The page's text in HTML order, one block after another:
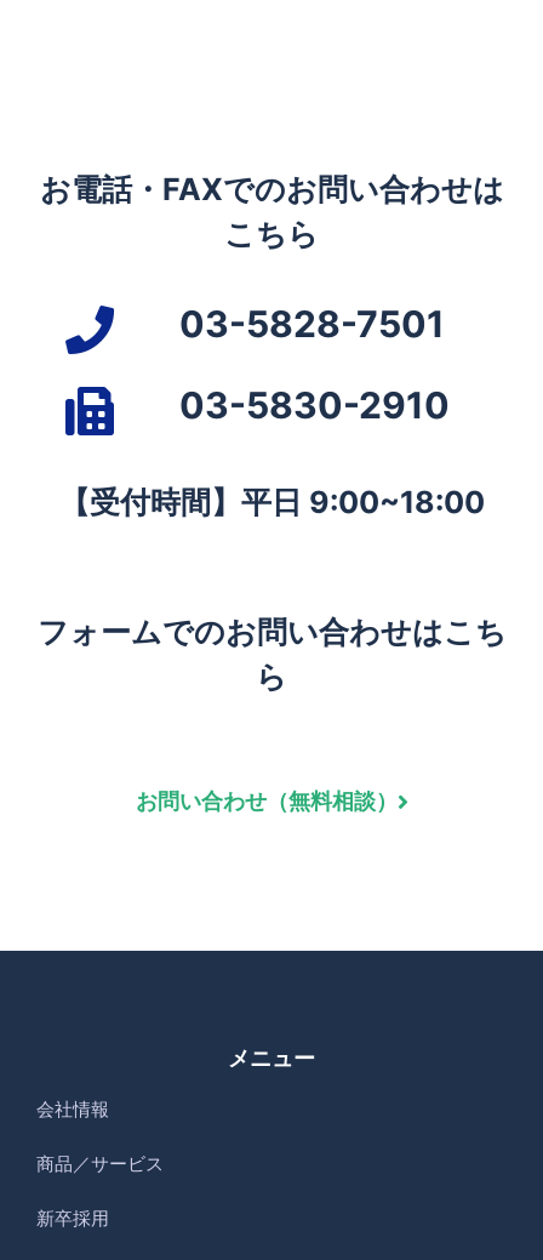
お電話・FAXでのお問い合わせは
こちら
03-5828-7501
03-5830-2910
【受付時間】平日 9:00~18:00
フォームでのお問い合わせはこち
ら
お問い合わせ（無料相談）
メニュー
会社情報
商品／サービス
新卒採用